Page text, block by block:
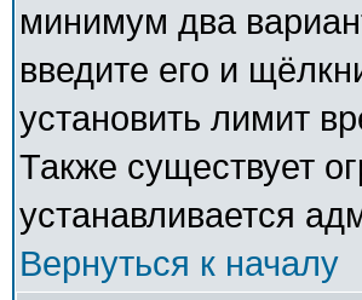
минимум два
введите его и
установить лимит
Также существует
устанавливается
Вернуться к началу